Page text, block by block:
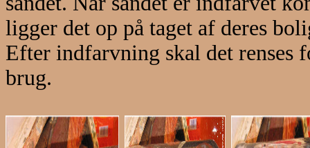
ligger det op på taget af deres
Efter indfarvning skal det renses
brug.